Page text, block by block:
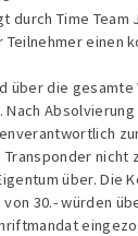
durch Time Team
einen
über die
nicht
über. Die
von 30.- würden